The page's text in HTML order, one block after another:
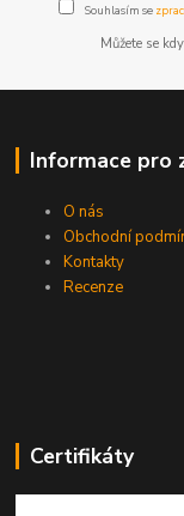
Souhlasím se
Můžete se
Informace pro
O nás
Obchodní
Kontakty
Recenze
Certifikáty